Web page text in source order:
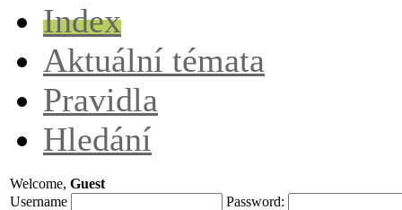
Index
Aktuální témata
Pravidla
Hledání
Welcome, Guest
Username
Password: